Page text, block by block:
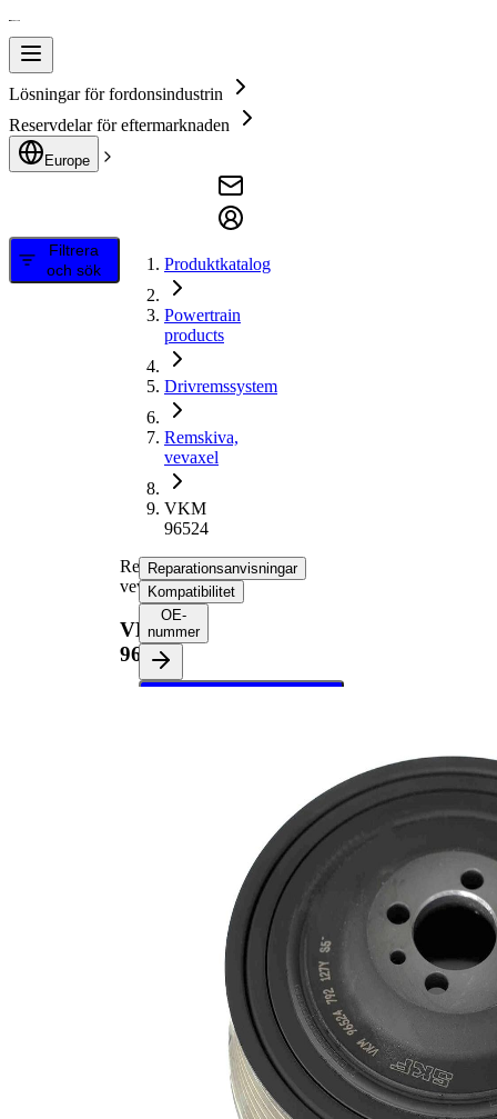
Lösningar för fordonsindustrin
Reservdelar för eftermarknaden
Europe
Filtrera
och sök
Produktkatalog
Powertrain
products
Drivremssystem
Remskiva,
vevaxel
VKM
96524
Remskiva,
vevaxel
VKM
96524
Reparationsanvisningar
Kompatibilitet
OE-
nummer